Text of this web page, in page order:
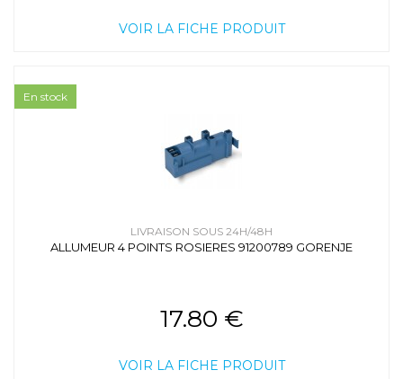
VOIR LA FICHE PRODUIT
LIVRAISON SOUS 24H/48H
ALLUMEUR 4 POINTS ROSIERES 91200789 GORENJE
17.80 €
VOIR LA FICHE PRODUIT
En stock